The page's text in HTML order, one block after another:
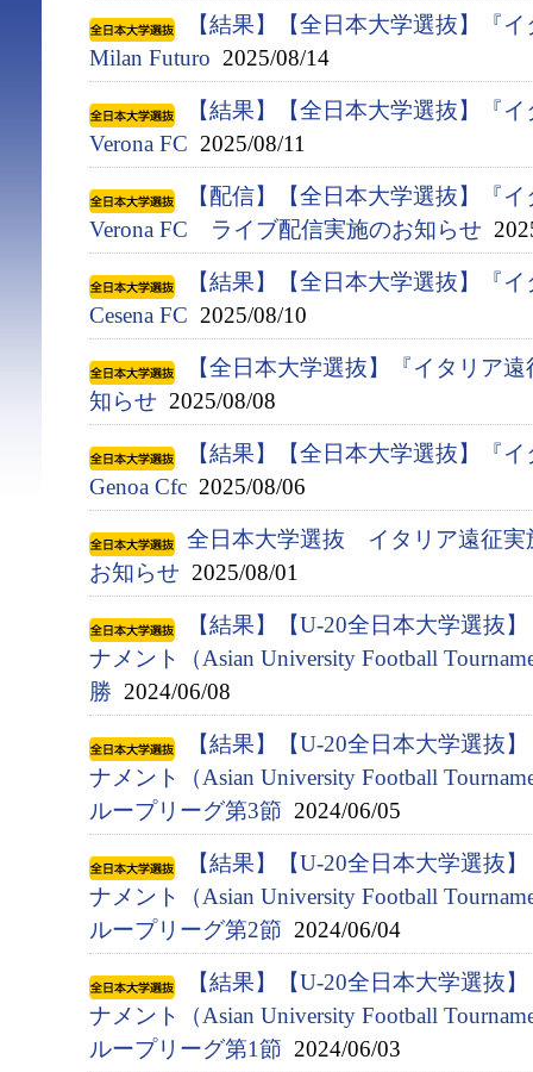
【結果】【全日本大学選抜】『
Milan Futuro 2025/08/14
【結果】【全日本大学選抜】『
Verona FC 2025/08/11
【配信】【全日本大学選抜】『
Verona FC ライブ配信実施のお知らせ
【結果】【全日本大学選抜】『
Cesena FC 2025/08/10
【全日本大学選抜】『イタリア
知らせ 2025/08/08
【結果】【全日本大学選抜】『
Genoa Cfc 2025/08/06
全日本大学選抜 イタリア遠征実
お知らせ 2025/08/01
【結果】【U-20全日本大学選抜
ナメント（Asian University Football
勝 2024/06/08
【結果】【U-20全日本大学選抜
ナメント（Asian University Football
ループリーグ第3節 2024/06/05
【結果】【U-20全日本大学選抜
ナメント（Asian University Football
ループリーグ第2節 2024/06/04
【結果】【U-20全日本大学選抜
ナメント（Asian University Football
ループリーグ第1節 2024/06/03